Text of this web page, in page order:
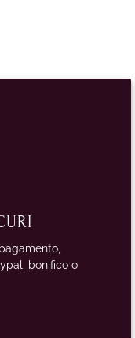
bonifico o